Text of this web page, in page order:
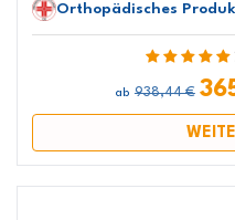
Orthopädisches
ab 938,44 €